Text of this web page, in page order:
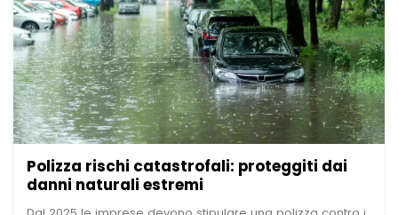
Polizza rischi catastrofali: proteggiti dai
danni naturali estremi